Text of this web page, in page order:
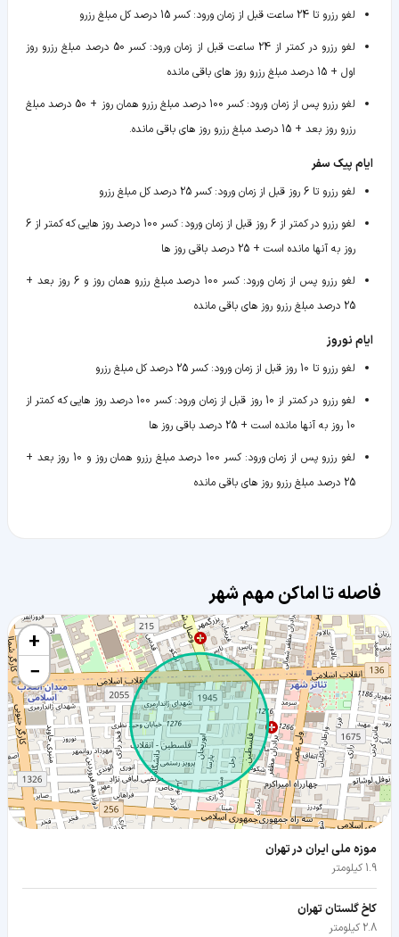
لغو رزرو تا 24 ساعت قبل از زمان ورود : کسر 15 درصد کل مبلغ رزرو
لغو رزرو در کمتر از 24 ساعت قبل از زمان ورود
:
کسر 50 درصد مبلغ رزرو روز
اول + 15 درصد مبلغ رزرو روز های باقی مانده
لغو رزرو پس از زمان ورود:
کسر 100 درصد مبلغ رزرو همان روز + 50 درصد مبلغ
رزرو روز بعد + 15 درصد مبلغ رزرو روز های باقی مانده.
ایام پیک سفر
لغو رزرو تا 6 روز قبل از زمان ورود : کسر 25 درصد کل مبلغ رزرو
لغو رزرو در کمتر از 6 روز قبل از زمان ورود
:
کسر 100 درصد روز هایی که کمتر از 6
روز به آنها مانده است + 25 درصد باقی روز ها
لغو رزرو پس از زمان ورود:
کسر 100 درصد مبلغ رزرو همان روز و 6 روز بعد +
25 درصد مبلغ رزرو روز های باقی مانده
ایام نوروز
لغو رزرو تا 10 روز قبل از زمان ورود : کسر 25 درصد کل مبلغ رزرو
لغو رزرو در کمتر از 10 روز قبل از زمان ورود
:
کسر 100 درصد روز هایی که کمتر از
10 روز به آنها مانده است + 25 درصد باقی روز ها
لغو رزرو پس از زمان ورود:
کسر 100 درصد مبلغ رزرو همان روز و 10 روز بعد +
25 درصد مبلغ رزرو روز های باقی مانده
فاصله تا اماکن مهم شهر
موزه ملی ایران در تهران
1.9 کیلومتر
کاخ گلستان تهران
2.8 کیلومتر
+
−